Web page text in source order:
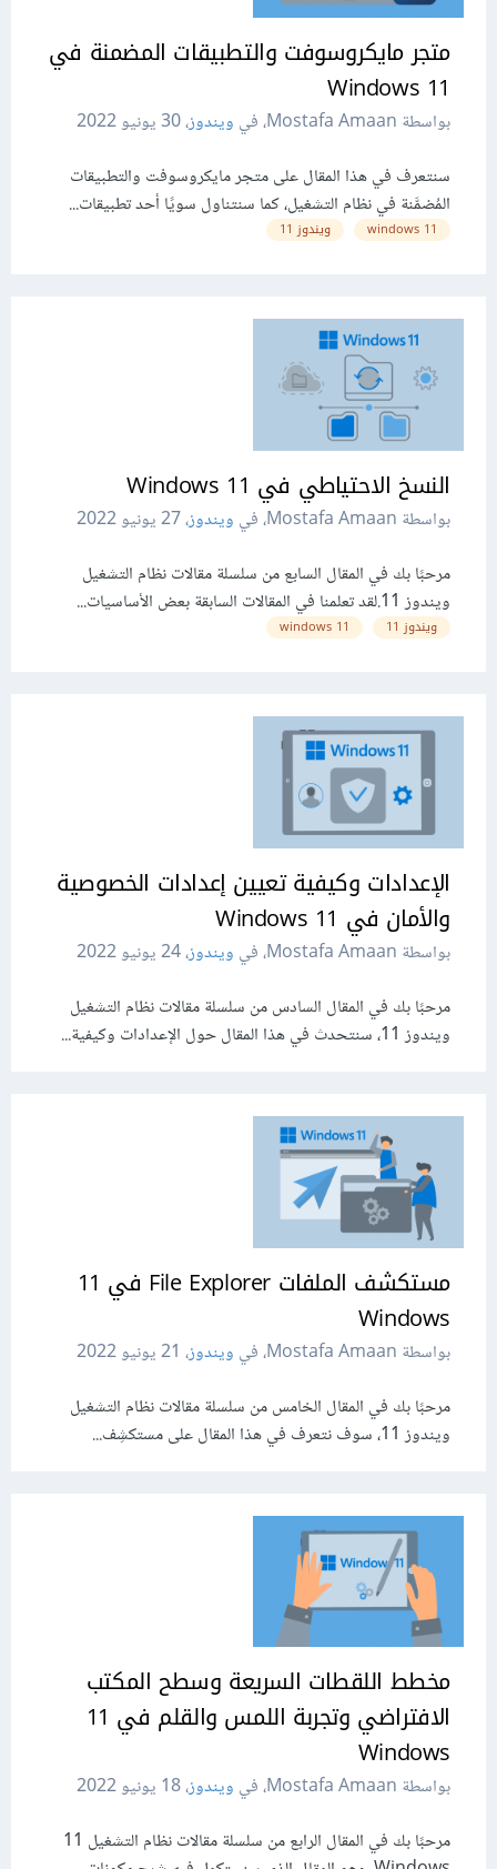
متجر مايكروسوفت والتطبيقات المضمنة في
11 Windows
بواسطة Mostafa Amaan، في ويندوز،30 يونيو 2022
سنتعرف في هذا المقال على متجر مايكروسوفت والتطبيقات
المُضمَّنة في نظام التشغيل، كما سنتناول سويًا أحد تطبيقات...
11 windows ويندوز 11
النسخ الاحتياطي في 11 Windows
بواسطة Mostafa Amaan، في ويندوز،27 يونيو 2022
مرحبًا بك في المقال السابع من سلسلة مقالات نظام التشغيل
ويندوز 11.لقد تعلمنا في المقالات السابقة بعض الأساسيات...
ويندوز 11 11 windows
الإعدادات وكيفية تعيين إعدادات الخصوصية
والأمان في 11 Windows
بواسطة Mostafa Amaan، في ويندوز،24 يونيو 2022
مرحبًا بك في المقال السادس من سلسلة مقالات نظام التشغيل
ويندوز 11، سنتحدث في هذا المقال حول الإعدادات وكيفية...
مستكشف الملفات File Explorer في 11
Windows
بواسطة Mostafa Amaan، في ويندوز، 21 يونيو 2022
مرحبًا بك في المقال الخامس من سلسلة مقالات نظام التشغيل
ويندوز 11، سوف نتعرف في هذا المقال على مستكشِف...
مخطط اللقطات السريعة وسطح المكتب
الافتراضي وتجربة اللمس والقلم في 11
Windows
بواسطة Mostafa Amaan، في ويندوز،18 يونيو 2022
مرحبًا بك في المقال الرابع من سلسلة مقالات نظام التشغيل 11